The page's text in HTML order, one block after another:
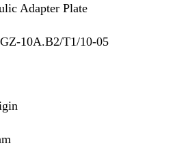
Adapter Plate
10A.B2/T1/10-05